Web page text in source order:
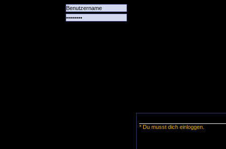
* Du musst dich einloggen.